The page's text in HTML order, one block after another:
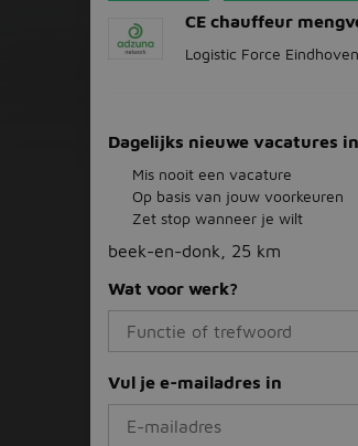
CE chauffeur
Logistic Force Eindhoven
Dagelijks nieuwe vacatures
Mis nooit een vacature
Op basis van jouw voorkeuren
Zet stop wanneer je wilt
beek-en-donk, 25 km
Wat voor werk?
Vul je e-mailadres in